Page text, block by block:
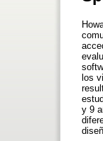
los
y 9